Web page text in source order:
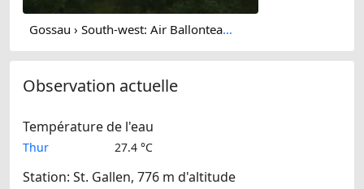
Gossau › South-west: Air Ballonteam Stefan Zeberli GmbH
Observation actuelle
Température de l'eau
Thur 27.4 °C
Station: St. Gallen, 776 m d'altitude